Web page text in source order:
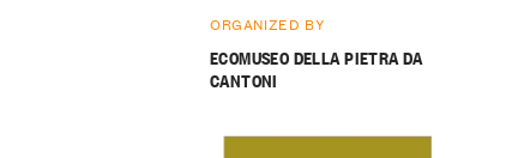
ORGANIZED BY
ECOMUSEO DELLA PIETRA DA
CANTONI